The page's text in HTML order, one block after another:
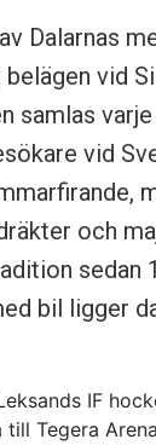
Dalarnas
vid
samlas
vid
och
sedan
bil ligger
IF
Tegera